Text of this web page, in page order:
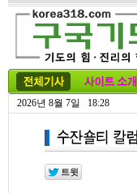
2026년 8월 7일 18:28